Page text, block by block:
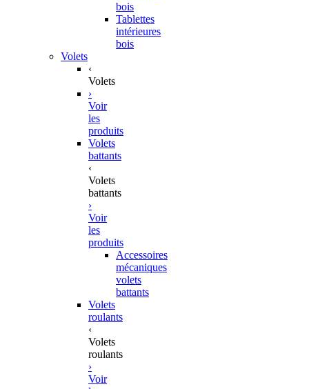
bois
Tablettes
intérieures
bois
Volets
‹
Volets
›
Voir
les
produits
Volets
battants
‹
Volets
battants
›
Voir
les
produits
Accessoires
mécaniques
volets
battants
Volets
roulants
‹
Volets
roulants
›
Voir